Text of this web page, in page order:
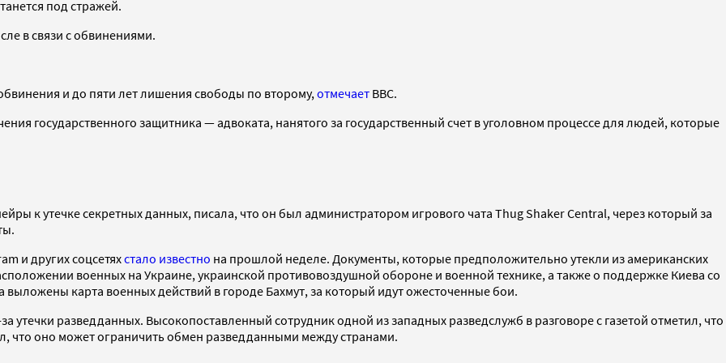
под стражей.
в связи с обвинениями.
и до пяти лет лишения свободы по второму, отмечает BBC.
государственного защитника — адвоката, нанятого за государственный счет в уголовном процессе для людей, которые
к утечке секретных данных, писала, что он был администратором игрового чата Thug Shaker Central, через который за
и других соцсетяхстало известно на прошлой неделе. Документы, которые предположительно утекли из американских
военных на Украине, украинской противовоздушной обороне и военной технике, а также о поддержке Киева со
карта военных действий в городе Бахмут, за который идут ожесточенные бои.
разведданных. Высокопоставленный сотрудник одной из западных разведслужб в разговоре с газетой отметил, что
оно может ограничить обмен разведданными между странами.